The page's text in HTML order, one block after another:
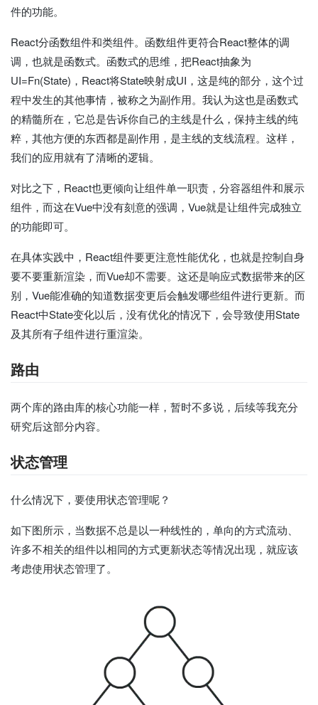
件的功能。
React分函数组件和类组件。函数组件更符合React整体的调
调，也就是函数式。函数式的思维，把React抽象为
UI=Fn(State)，React将State映射成UI，这是纯的部分，这个过
程中发生的其他事情，被称之为副作用。我认为这也是函数式
的精髓所在，它总是告诉你自己的主线是什么，保持主线的纯
粹，其他方便的东西都是副作用，是主线的支线流程。这样，
我们的应用就有了清晰的逻辑。
对比之下，React也更倾向让组件单一职责，分容器组件和展示
组件，而这在Vue中没有刻意的强调，Vue就是让组件完成独立
的功能即可。
在具体实践中，React组件要更注意性能优化，也就是控制自身
要不要重新渲染，而Vue却不需要。这还是响应式数据带来的区
别，Vue能准确的知道数据变更后会触发哪些组件进行更新。而
React中State变化以后，没有优化的情况下，会导致使用State
及其所有子组件进行重渲染。
路由
两个库的路由库的核心功能一样，暂时不多说，后续等我充分
研究后这部分内容。
状态管理
什么情况下，要使用状态管理呢？
如下图所示，当数据不总是以一种线性的，单向的方式流动、
许多不相关的组件以相同的方式更新状态等情况出现，就应该
考虑使用状态管理了。